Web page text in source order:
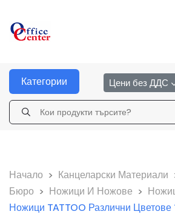
Категории Цени без ДДС
Начало > Канцеларски Материали
Бюро > Ножици И Ножове >
Ножици TATTOO Различни Цветове